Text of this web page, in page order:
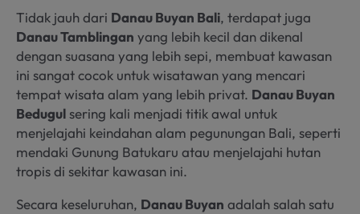
Tidak jauh dari Danau Buyan Bali, terdapat juga
Danau Tamblingan yang lebih kecil dan dikenal
dengan suasana yang lebih sepi, membuat kawasan
ini sangat cocok untuk wisatawan yang mencari
tempat wisata alam yang lebih privat. Danau Buyan
Bedugulsering kali menjadi titik awal untuk
menjelajahi keindahan alam pegunungan Bali, seperti
mendaki Gunung Batukaru atau menjelajahi hutan
tropis di sekitar kawasan ini.
Secara keseluruhan, Danau Buyan adalah salah satu